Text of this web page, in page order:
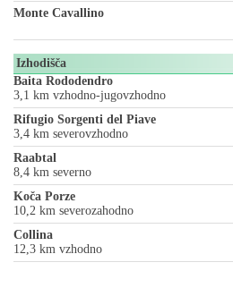
Monte Cavallino
Izhodišča
Baita Rododendro
3,1 km vzhodno-jugovzhodno
Rifugio Sorgenti del Piave
3,4 km severovzhodno
Raabtal
8,4 km severno
Koča Porze
10,2 km severozahodno
Collina
12,3 km vzhodno